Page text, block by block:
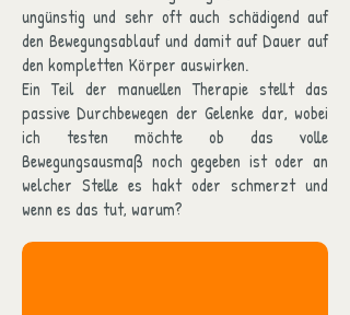
ungünstig und sehr oft auch schädigend auf
den Bewegungsablauf und damit auf Dauer auf
den kompletten Körper auswirken.
Ein Teil der manuellen Therapie stellt das
passive Durchbewegen der Gelenke dar, wobei
ich testen möchte ob das volle
Bewegungsausmaß noch gegeben ist oder an
welcher Stelle es hakt oder schmerzt und
wenn es das tut, warum?​